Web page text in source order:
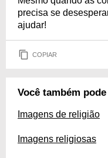
precisa se
ajudar!
COPIAR
Você também
Imagens de religião
Imagens religiosas